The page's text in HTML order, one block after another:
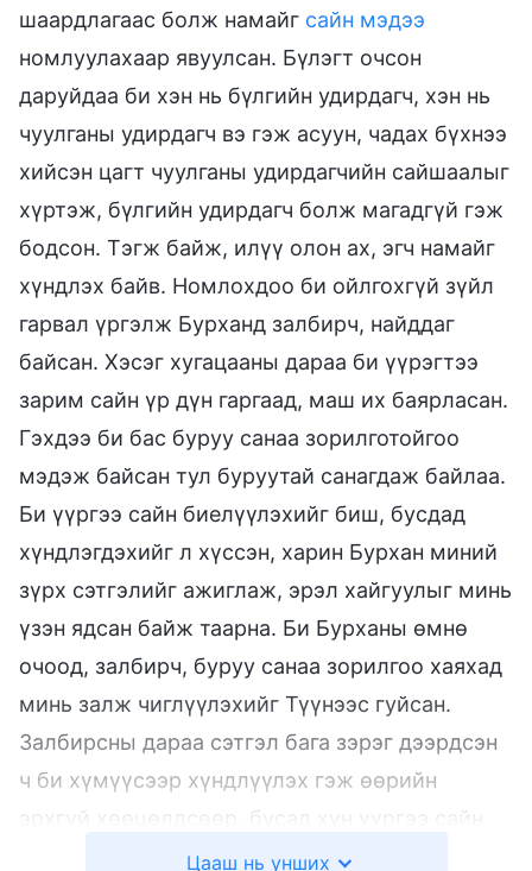
шаардлагаас болж намайг сайн мэдээ
номлуулахаар явуулсан. Бүлэгт очсон
даруйдаа би хэн нь бүлгийн удирдагч, хэн нь
чуулганы удирдагч вэ гэж асуун, чадах бүхнээ
хийсэн цагт чуулганы удирдагчийн сайшаалыг
хүртэж, бүлгийн удирдагч болж магадгүй гэж
бодсон. Тэгж байж, илүү олон ах, эгч намайг
хүндлэх байв. Номлохдоо би ойлгохгүй зүйл
гарвал үргэлж Бурханд залбирч, найддаг
байсан. Хэсэг хугацааны дараа би үүрэгтээ
зарим сайн үр дүн гаргаад, маш их баярласан.
Гэхдээ би бас буруу санаа зорилготойгоо
мэдэж байсан тул буруутай санагдаж байлаа.
Би үүргээ сайн биелүүлэхийг биш, бусдад
хүндлэгдэхийг л хүссэн, харин Бурхан миний
зүрх сэтгэлийг ажиглаж, эрэл хайгуулыг минь
үзэн ядсан байж таарна. Би Бурханы өмнө
очоод, залбирч, буруу санаа зорилгоо хаяхад
минь залж чиглүүлэхийг Түүнээс гуйсан.
Залбирсны дараа сэтгэл бага зэрэг дээрдсэн
ч би хүмүүсээр хүндлүүлэх гэж өөрийн
эрхгүй хөөцөлдсөөр, бусад хүн үүргээ сайн
гүйцэтгэж байгааг хараад тэднээс илүү
Цааш нь унших